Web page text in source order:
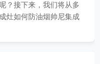
？接下来，我们将从多
灶如何防油烟帅尼集成